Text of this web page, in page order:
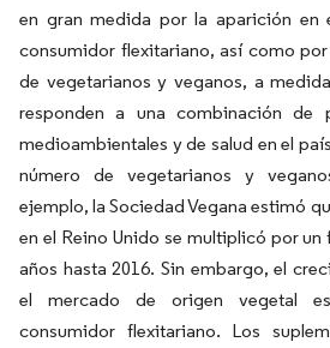
en gran medida por la aparición en
consumidor flexitariano, así como
de vegetarianos y veganos, a
responden a una combinación de
medioambientales y de salud en el
número de vegetarianos y
ejemplo, la Sociedad Vegana estimó
en el Reino Unido se multiplicó por
años hasta 2016. Sin embargo, el
el mercado de origen vegetal
consumidor flexitariano. Los